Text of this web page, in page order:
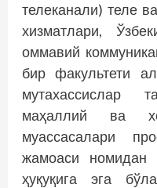
телеканали) теле
хизматлари,
оммавий
бир факультети
мутахассислар
маҳаллий ва
муассасалари
жамоаси номидан
ҳуқуқига эга